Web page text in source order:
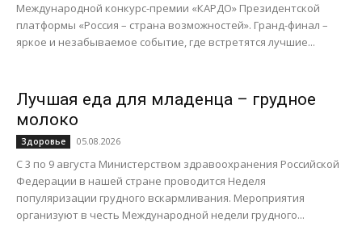
Международной конкурс-премии «КАРДО» Президентской
платформы «Россия – страна возможностей». Гранд-финал –
яркое и незабываемое событие, где встретятся лучшие...
Лучшая еда для младенца – грудное
молоко
Здоровье 05.08.2026
С 3 по 9 августа Министерством здравоохранения Российской
Федерации в нашей стране проводится Неделя
популяризации грудного вскармливания. Мероприятия
организуют в честь Международной недели грудного...